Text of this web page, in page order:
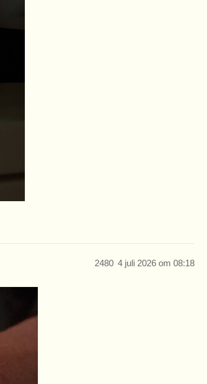
4 juli 2026 om 08:18
2480